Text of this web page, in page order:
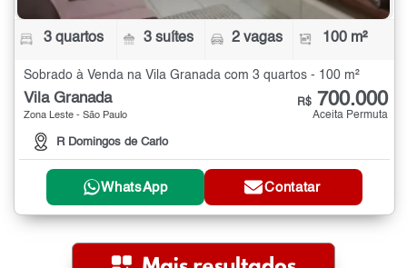
3 quartos 3 suítes 2 vagas 100 m²
Sobrado à Venda na Vila Granada com 3 quartos - 100 m²
Vila Granada
Zona Leste - São Paulo
R Domingos de Carlo
R$ 700.000
Aceita Permuta
WhatsApp Contatar